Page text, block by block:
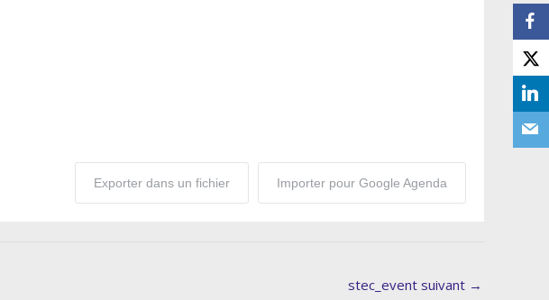
Exporter dans un fichier Importer pour Google Agenda
stec_event suivant →